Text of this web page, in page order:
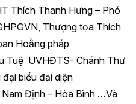
Thích Thanh Hưng – Phó
Thượng tọa Thích
Hoằng pháp
Tuệ UVHĐTS- Chánh Thư
biểu đại diện
Định – Hòa Bình …Và